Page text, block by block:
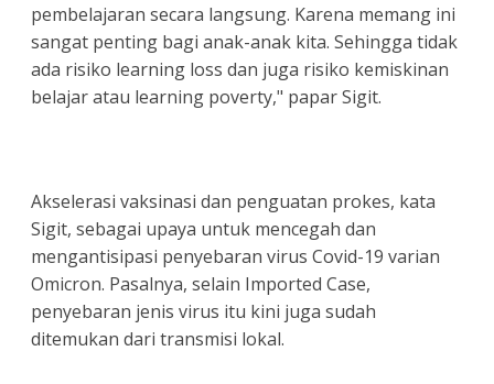
pembelajaran secara langsung. Karena memang ini
sangat penting bagi anak-anak kita. Sehingga tidak
ada risiko learning loss dan juga risiko kemiskinan
belajar atau learning poverty," papar Sigit.
Akselerasi vaksinasi dan penguatan prokes, kata
Sigit, sebagai upaya untuk mencegah dan
mengantisipasi penyebaran virus Covid-19 varian
Omicron. Pasalnya, selain Imported Case,
penyebaran jenis virus itu kini juga sudah
ditemukan dari transmisi lokal.